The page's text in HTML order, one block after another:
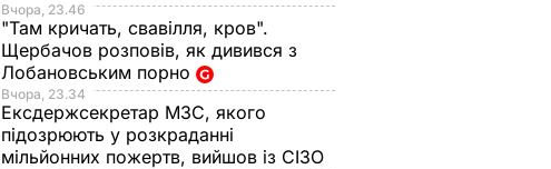
Вчора, 23.46
"Там кричать, свавілля, кров".
Щербачов розповів, як дивився з
Лобановським порно
Вчора, 23.34
Ексдержсекретар МЗС, якого
підозрюють у розкраданні
мільйонних пожертв, вийшов із СІЗО